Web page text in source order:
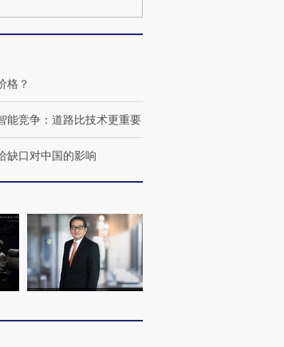
格？
能竞争：道路比技术更重要
缺口对中国的影响